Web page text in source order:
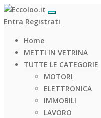
Entra Registrati
Home
METTI IN VETRINA
TUTTE LE CATEGORIE
MOTORI
ELETTRONICA
IMMOBILI
LAVORO